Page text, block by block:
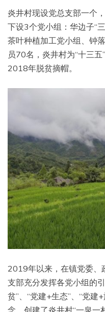
炎井村现设党总支部一个
下设3个党小组：华边子“
茶叶种植加工党小组、钟
员70名，炎井村为“十三
2018年脱贫摘帽。
2019年以来，在镇党委、
支部充分发挥各党小组的
贫”、“党建+生态”、“党建
念，创建了炎井村“一泉一